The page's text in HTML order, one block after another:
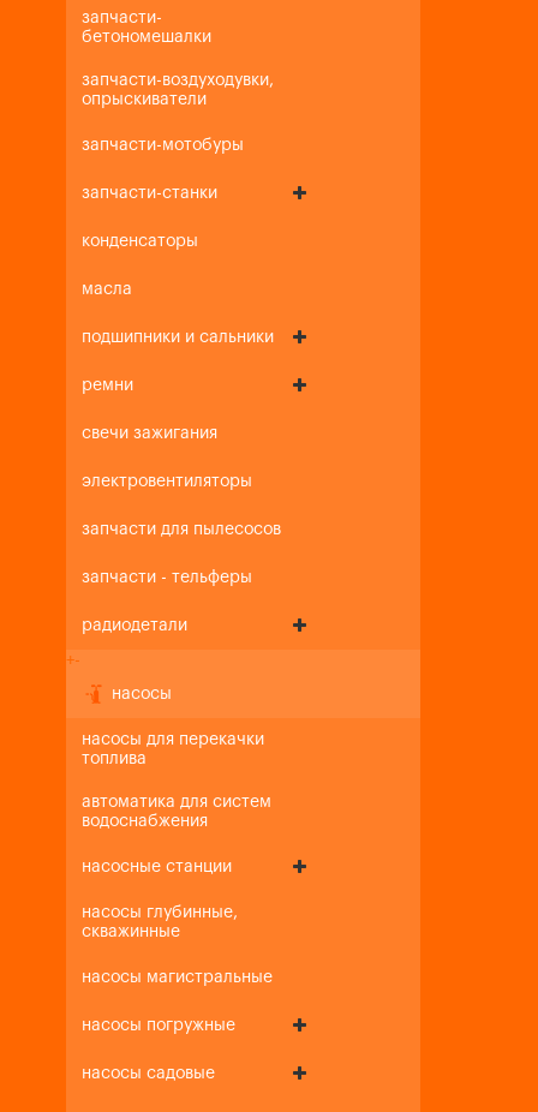
запчасти-
бетономешалки
запчасти-воздуходувки,
опрыскиватели
запчасти-мотобуры
запчасти-станки
конденсаторы
масла
подшипники и сальники
ремни
свечи зажигания
электровентиляторы
запчасти для пылесосов
запчасти - тельферы
радиодетали
+-
насосы
насосы для перекачки
топлива
автоматика для систем
водоснабжения
насосные станции
насосы глубинные,
скважинные
насосы магистральные
насосы погружные
насосы садовые